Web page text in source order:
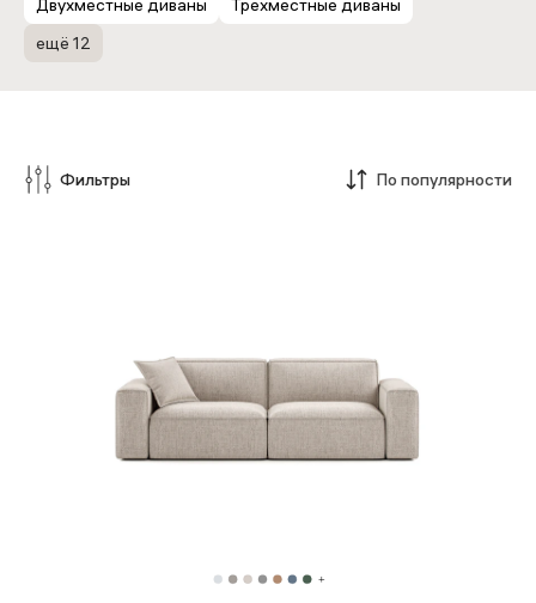
Двухместные диваны
Трехместные диваны
ещё 12
Фильтры По популярности